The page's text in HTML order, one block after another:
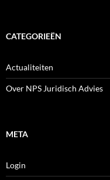
CATEGORIEËN
Actualiteiten
Over NPS Juridisch Advies
META
Login